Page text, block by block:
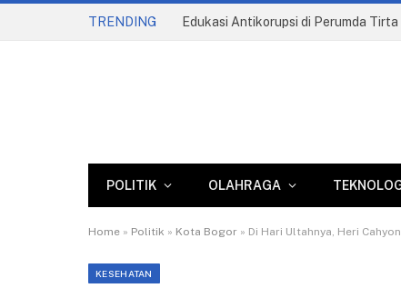
TRENDING
POLITIK OLAHRAGA
Home » Politik » Kota Bogor » Di Hari Ultahnya, Heri
KESEHATAN